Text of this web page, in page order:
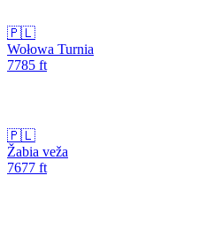
🇵🇱
Wołowa Turnia
7785 ft
🇵🇱
Žabia veža
7677 ft